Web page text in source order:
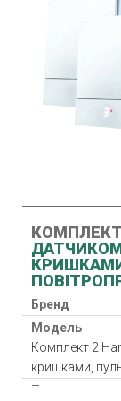
КОМПЛЕКТ
ДАТЧИКОМ
Бренд
Модель
Комплект 2
кришками,
Тип